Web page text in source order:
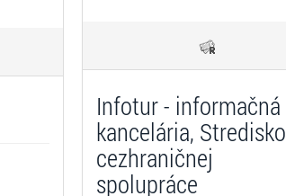
Infotur - informačná
kancelária, Stredisko
cezhraničnej
spolupráce